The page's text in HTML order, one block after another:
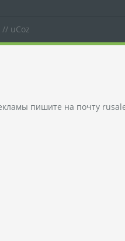
// uCoz
пишите на почту